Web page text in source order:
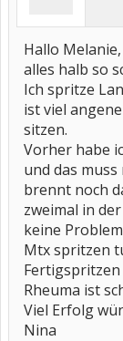
Hallo Melanie,
alles halb so
Ich spritze
ist viel
sitzen.
Vorher habe
und das
brennt noch
zweimal in
keine
Mtx spritzen
Rheuma ist
Viel Erfolg
Nina